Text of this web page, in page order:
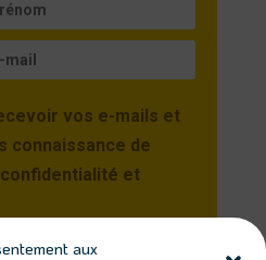
aux
vos e-mails et
connaissance de
et